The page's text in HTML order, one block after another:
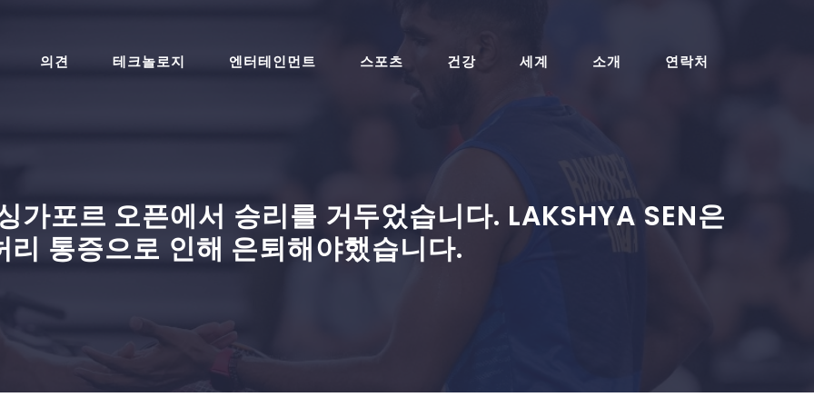
의견 테크놀로지 엔터테인먼트 스포츠 건강 세계 소개 연락처
포르 오픈에서 승리를 거두었습니다. LAKSHYA SEN은
리 통증으로 인해 은퇴해야했습니다.